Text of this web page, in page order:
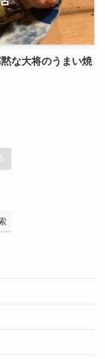
な大将のうまい焼